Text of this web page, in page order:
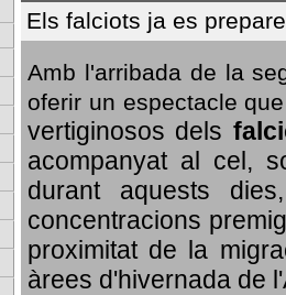
Els falciots ja es
Amb l'arribada de la
oferir un espectacle
vertiginosos dels
acompanyat al cel,
durant aquests
concentracions
proximitat de la
àrees d'hivernada de